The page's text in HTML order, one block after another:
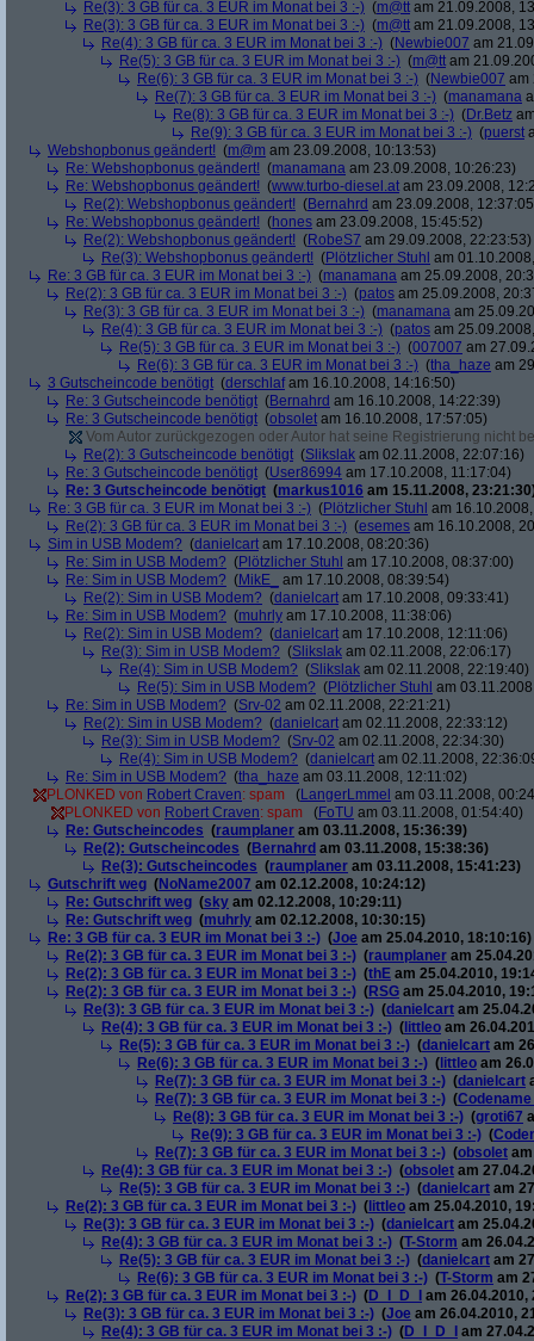
Re(3): 3 GB für ca. 3 EUR im Monat bei 3 :-) (m@tt am 21.09.2008,
Re(3): 3 GB für ca. 3 EUR im Monat bei 3 :-) (m@tt am 21.09.2008,
Re(4): 3 GB für ca. 3 EUR im Monat bei 3 :-) (Newbie007 am
Re(5): 3 GB für ca. 3 EUR im Monat bei 3 :-) (m@tt am
Re(6): 3 GB für ca. 3 EUR im Monat bei 3 :-) (Newbie007 am
Re(7): 3 GB für ca. 3 EUR im Monat bei 3 :-) (manamana
Re(8): 3 GB für ca. 3 EUR im Monat bei 3 :-) (Dr.Betz
Re(9): 3 GB für ca. 3 EUR im Monat bei 3 :-) (puerst
Webshopbonus geändert! (m@m am 23.09.2008, 10:13:53)
Re: Webshopbonus geändert! (manamana am 23.09.2008, 10:26:23)
Re: Webshopbonus geändert! (www.turbo-diesel.at am 23.09.2008,
Re(2): Webshopbonus geändert! (Bernahrd am 23.09.2008,
Re: Webshopbonus geändert! (hones am 23.09.2008, 15:45:52)
Re(2): Webshopbonus geändert! (RobeS7 am 29.09.2008, 22:23:53)
Re(3): Webshopbonus geändert! (Plötzlicher Stuhl am
Re: 3 GB für ca. 3 EUR im Monat bei 3 :-) (manamana am 25.09.2008,
Re(2): 3 GB für ca. 3 EUR im Monat bei 3 :-) (patos am 25.09.2008,
Re(3): 3 GB für ca. 3 EUR im Monat bei 3 :-) (manamana am
Re(4): 3 GB für ca. 3 EUR im Monat bei 3 :-) (patos am
Re(5): 3 GB für ca. 3 EUR im Monat bei 3 :-) (007007 am
Re(6): 3 GB für ca. 3 EUR im Monat bei 3 :-) (tha_haze am
3 Gutscheincode benötigt (derschlafam 16.10.2008, 14:16:50)
Re: 3 Gutscheincode benötigt (Bernahrd am 16.10.2008, 14:22:39)
Re: 3 Gutscheincode benötigt (obsolet am 16.10.2008, 17:57:05)
Vom Autor zurückgezogen oder Autor hat seine Registrierung nicht
Re(2): 3 Gutscheincode benötigt (Slikslak am 02.11.2008, 22:07:16)
Re: 3 Gutscheincode benötigt (User86994 am 17.10.2008, 11:17:04)
Re: 3 Gutscheincode benötigt (markus1016 am 15.11.2008,
Re: 3 GB für ca. 3 EUR im Monat bei 3 :-) (Plötzlicher Stuhl am
Re(2): 3 GB für ca. 3 EUR im Monat bei 3 :-) (esemes am 16.10.2008,
Sim in USB Modem? (danielcart am 17.10.2008, 08:20:36)
Re: Sim in USB Modem? (Plötzlicher Stuhl am 17.10.2008, 08:37:00)
Re: Sim in USB Modem? (MikE_
am 17.10.2008, 08:39:54)
Re(2): Sim in USB Modem? (danielcart am 17.10.2008, 09:33:41)
Re: Sim in USB Modem? (muhrly am 17.10.2008, 11:38:06)
Re(2): Sim in USB Modem? (danielcart am 17.10.2008, 12:11:06)
Re(3): Sim in USB Modem? (Slikslak am 02.11.2008, 22:06:17)
Re(4): Sim in USB Modem? (Slikslak am 02.11.2008, 22:19:40)
Re(5): Sim in USB Modem? (Plötzlicher Stuhl am
Re: Sim in USB Modem? (Srv-02 am 02.11.2008, 22:21:21)
Re(2): Sim in USB Modem? (danielcart am 02.11.2008, 22:33:12)
Re(3): Sim in USB Modem? (Srv-02 am 02.11.2008, 22:34:30)
Re(4): Sim in USB Modem? (danielcart am 02.11.2008,
Re: Sim in USB Modem? (tha_haze am 03.11.2008, 12:11:02)
PLONKED von Robert Craven: spam (LangerLmmel am 03.11.2008,
PLONKED von Robert Craven: spam (FoTU am 03.11.2008, 01:54:40)
Re: Gutscheincodes (raumplaner am 03.11.2008, 15:36:39)
Re(2): Gutscheincodes (Bernahrd am 03.11.2008, 15:38:36)
Re(3): Gutscheincodes (raumplaner am 03.11.2008, 15:41:23)
Gutschrift weg (NoName2007 am 02.12.2008, 10:24:12)
Re: Gutschrift weg (sky am 02.12.2008, 10:29:11)
Re: Gutschrift weg (muhrly am 02.12.2008, 10:30:15)
Re: 3 GB für ca. 3 EUR im Monat bei 3 :-) (Joe am 25.04.2010, 18:10:16)
Re(2): 3 GB für ca. 3 EUR im Monat bei 3 :-) (raumplaner am
Re(2): 3 GB für ca. 3 EUR im Monat bei 3 :-) (thE am 25.04.2010,
Re(2): 3 GB für ca. 3 EUR im Monat bei 3 :-) (RSG am 25.04.2010,
Re(3): 3 GB für ca. 3 EUR im Monat bei 3 :-) (danielcart am
Re(4): 3 GB für ca. 3 EUR im Monat bei 3 :-) ( littleo am
Re(5): 3 GB für ca. 3 EUR im Monat bei 3 :-) (danielcart am
Re(6): 3 GB für ca. 3 EUR im Monat bei 3 :-) ( littleo am
Re(7): 3 GB für ca. 3 EUR im Monat bei 3 :-) (danielcart
Re(7): 3 GB für ca. 3 EUR im Monat bei 3 :-) (Codename
Re(8): 3 GB für ca. 3 EUR im Monat bei 3 :-) (groti67
Re(9): 3 GB für ca. 3 EUR im Monat bei 3 :-) (
Re(7): 3 GB für ca. 3 EUR im Monat bei 3 :-) (obsolet
Re(4): 3 GB für ca. 3 EUR im Monat bei 3 :-) (obsolet am
Re(5): 3 GB für ca. 3 EUR im Monat bei 3 :-) (danielcart am
Re(2): 3 GB für ca. 3 EUR im Monat bei 3 :-) ( littleo am 25.04.2010,
Re(3): 3 GB für ca. 3 EUR im Monat bei 3 :-) (danielcart am
Re(4): 3 GB für ca. 3 EUR im Monat bei 3 :-) (T-Storm am
Re(5): 3 GB für ca. 3 EUR im Monat bei 3 :-) (danielcart am
Re(6): 3 GB für ca. 3 EUR im Monat bei 3 :-) (T-Storm am
Re(2): 3 GB für ca. 3 EUR im Monat bei 3 :-) (D_I_D_I
am 26.04.2010,
Re(3): 3 GB für ca. 3 EUR im Monat bei 3 :-) (Joe am 26.04.2010,
Re(4): 3 GB für ca. 3 EUR im Monat bei 3 :-) (D_I_D_I am